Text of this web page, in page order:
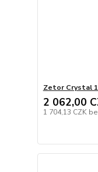
Zetor Crystal
2 062,00
1 704,13 CZK